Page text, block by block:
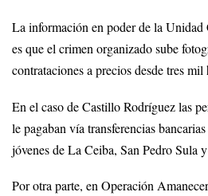
La información en poder de la
es que el crimen organizado sube
contrataciones a precios desde tres
En el caso de Castillo Rodríguez las
le pagaban vía transferencias
jóvenes de La Ceiba, San Pedro Sula
Por otra parte, en Operación